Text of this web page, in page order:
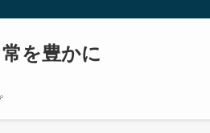
スター・ウォーズ、日常生活などについて
を豊かに